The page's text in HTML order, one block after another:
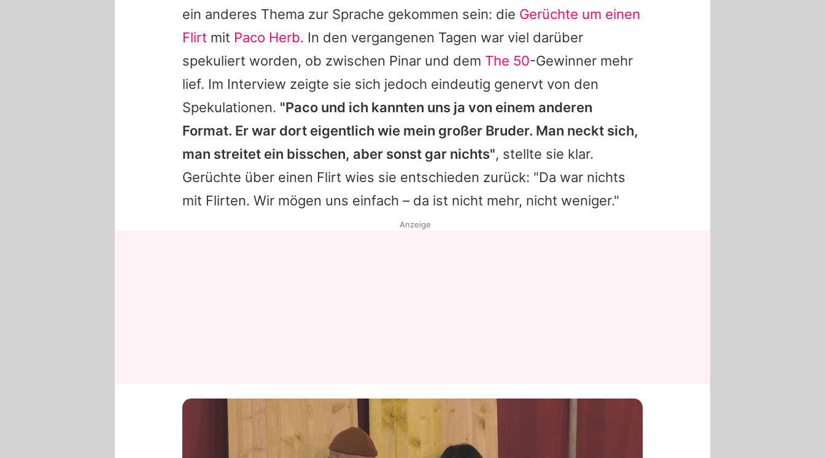
ein anderes Thema zur Sprache gekommen sein: die Gerüchte um einen
Flirt mit Paco Herb. In den vergangenen Tagen war viel darüber
spekuliert worden, ob zwischen Pinar und dem The 50-Gewinner mehr
lief. Im Interview zeigte sie sich jedoch eindeutig genervt von den
Spekulationen. "Paco und ich kannten uns ja von einem anderen
Format. Er war dort eigentlich wie mein großer Bruder. Man neckt sich,
man streitet ein bisschen, aber sonst gar nichts", stellte sie klar.
Gerüchte über einen Flirt wies sie entschieden zurück: "Da war nichts
mit Flirten. Wir mögen uns einfach – da ist nicht mehr, nicht weniger."
Anzeige